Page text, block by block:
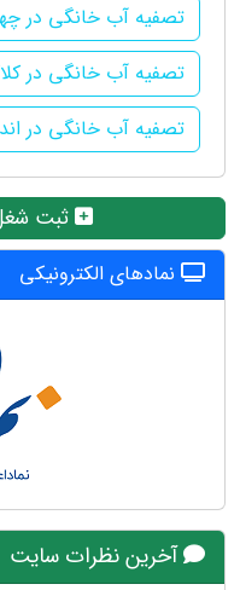
تصفیه آب خانگی در
تصفیه آب خانگی در
تصفیه آب خانگی در
ثبت
نمادهای الکترونیکی
آخرین نظرات سایت